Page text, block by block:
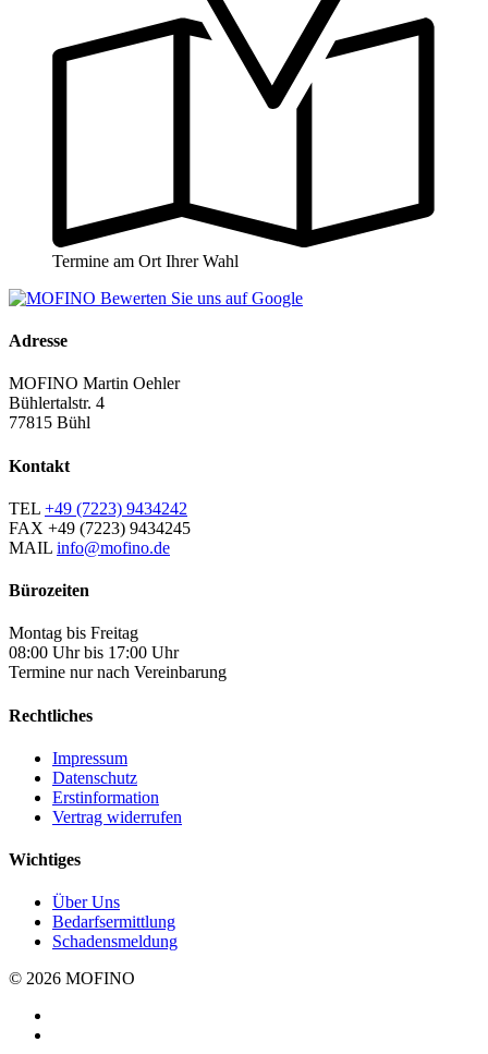
Termine am Ort Ihrer Wahl
Adresse
MOFINO Martin Oehler
Bühlertalstr. 4
77815 Bühl
Kontakt
TEL +49 (7223) 9434242
FAX +49 (7223) 9434245
MAIL info@mofino.de
Bürozeiten
Montag bis Freitag
08:00 Uhr bis 17:00 Uhr
Termine nur nach Vereinbarung
Rechtliches
Impressum
Datenschutz
Erstinformation
Vertrag widerrufen
Wichtiges
Über Uns
Bedarfsermittlung
Schadensmeldung
© 2026 MOFINO